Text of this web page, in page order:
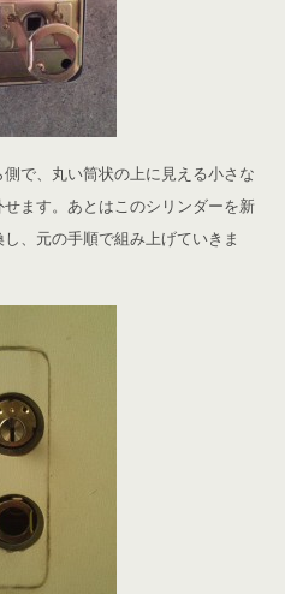
で、丸い筒状の上に見える小さな
ます。あとはこのシリンダーを新
、元の手順で組み上げていきま